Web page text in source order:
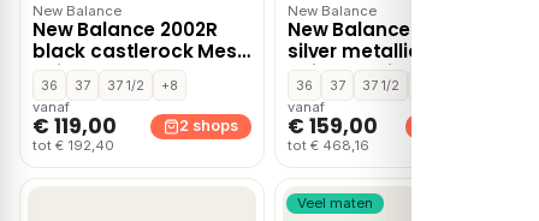
New Balance
New Balance 2002R
black castlerock Mesh
Unisex – Zwart
36 37 37 1/2
+8
vanaf
€ 119,00
tot € 192,40
2 shops
New Balance
New Balance 1906R
silver metallic Mesh
Unisex – Wit
36 37 37 1/2
vanaf
€ 159,00
tot € 468,16
Veel maten